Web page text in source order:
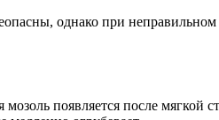
однако при
появляется после мягкой